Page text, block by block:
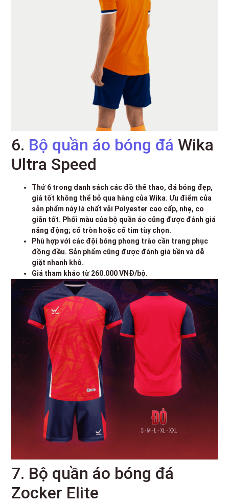
6. Bộ quần áo bóng đá Wika
Ultra Speed
Thứ 6 trong danh sách các đồ thể thao, đá bóng đẹp,
giá tốt không thể bỏ qua hàng của Wika. Ưu điểm của
sản phẩm này là chất vải Polyester cao cấp, nhẹ, co
giãn tốt. Phối màu của bộ quần áo cũng được đánh giá
năng động; cổ tròn hoặc cổ tim tùy chọn.
Phù hợp với các đội bóng phong trào cần trang phục
đồng đều. Sản phẩm cũng được đánh giá bền và dễ
giặt nhanh khô.
Giá tham khảo từ 260.000 VNĐ/bộ.
7. Bộ quần áo bóng đá
Zocker Elite